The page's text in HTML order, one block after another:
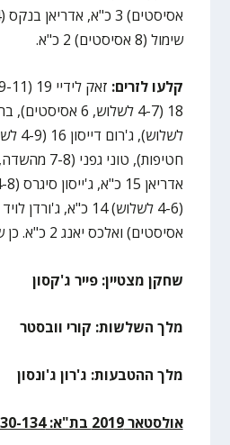
שימול (8 אסיסטים) 2 כ"א.
קלעו לזרים:
אסיסטים) ואלכס יאנג 2 כ"א. כן שותף: קאליף ווייאט.
שחקן מצטיין: פייר ג'קסון
מלך השלשות: קורי וובסטר
מלך ההטבעות: ג'רון ג'ונסון
אולסטאר 2019 בת"א: 130-134 לזרים